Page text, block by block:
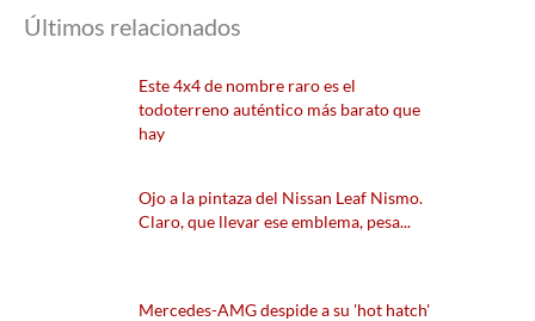
Últimos relacionados
Este 4x4 de nombre raro es el
todoterreno auténtico más barato que
hay
Ojo a la pintaza del Nissan Leaf Nismo.
Claro, que llevar ese emblema, pesa...
Mercedes-AMG despide a su 'hot hatch'